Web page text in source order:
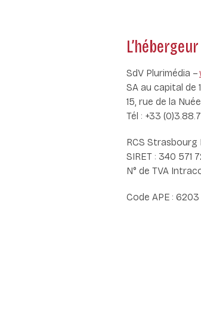
L’hébergeur
SdV Plurimédia –
SA au capital de
15, rue de la
Tél : +33
RCS Strasbourg
SIRET : 340 571
N° de TVA
Code APE : 6203